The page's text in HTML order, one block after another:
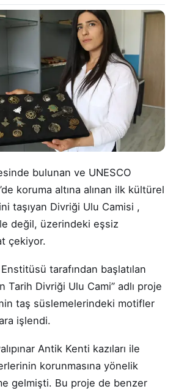
bulunan ve UNESCO
koruma altına alınan ilk kültürel
taşıyan Divriği Ulu Camisi ,
değil, üzerindeki eşsiz
çekiyor.
tarafından başlatılan
Tarih Divriği Ulu Cami” adlı proje
taş süslemelerindeki motifler
işlendi.
Antik Kenti kazıları ile
korunmasına yönelik
gelmişti. Bu proje de benzer